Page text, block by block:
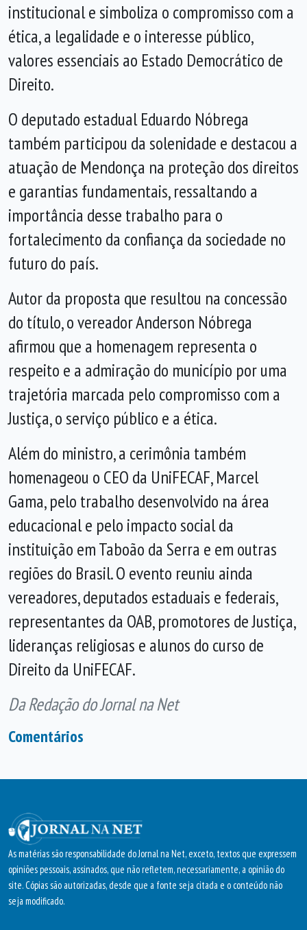
institucional e simboliza o compromisso com a
ética, a legalidade e o interesse público,
valores essenciais ao Estado Democrático de
Direito.
O deputado estadual Eduardo Nóbrega
também participou da solenidade e destacou a
atuação de Mendonça na proteção dos direitos
e garantias fundamentais, ressaltando a
importância desse trabalho para o
fortalecimento da confiança da sociedade no
futuro do país.
Autor da proposta que resultou na concessão
do título, o vereador Anderson Nóbrega
afirmou que a homenagem representa o
respeito e a admiração do município por uma
trajetória marcada pelo compromisso com a
Justiça, o serviço público e a ética.
Além do ministro, a cerimônia também
homenageou o CEO da UniFECAF, Marcel
Gama, pelo trabalho desenvolvido na área
educacional e pelo impacto social da
instituição em Taboão da Serra e em outras
regiões do Brasil. O evento reuniu ainda
vereadores, deputados estaduais e federais,
representantes da OAB, promotores de Justiça,
lideranças religiosas e alunos do curso de
Direito da UniFECAF.
Da Redação do Jornal na Net
Comentários
As matérias são responsabilidade do Jornal na Net, exceto, textos que expressem
opiniões pessoais, assinados, que não refletem, necessariamente, a opinião do
site. Cópias são autorizadas, desde que a fonte seja citada e o conteúdo não
seja modificado.